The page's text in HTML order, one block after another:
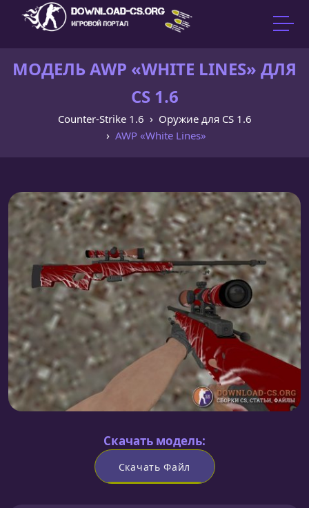
МОДЕЛЬ AWP «WHITE LINES» ДЛЯ
CS 1.6
Counter-Strike 1.6
Оружие для CS 1.6
AWP «White Lines»
Скачать модель:
Скачать Файл